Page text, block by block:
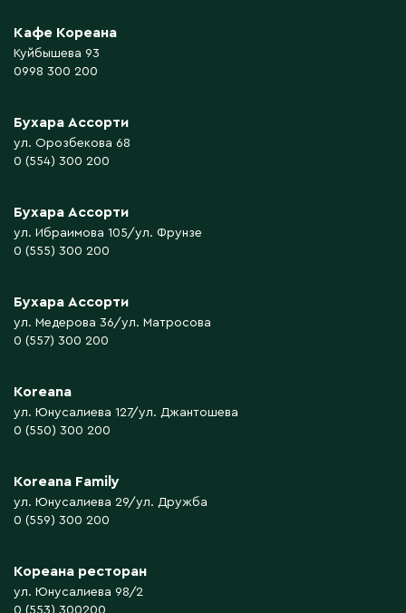
Кафе Кореана
Куйбышева 93
0998 300 200
Бухара Ассорти
ул. Орозбекова 68
0 (554) 300 200
Бухара Ассорти
ул. Ибраимова 105/ул. Фрунзе
0 (555) 300 200
Бухара Ассорти
ул. Медерова 36/ул. Матросова
0 (557) 300 200
Koreana
ул. Юнусалиева 127/ул. Джантошева
0 (550) 300 200
Koreana Family
ул. Юнусалиева 29/ул. Дружба
0 (559) 300 200
Кореана ресторан
ул. Юнусалиева 98/2